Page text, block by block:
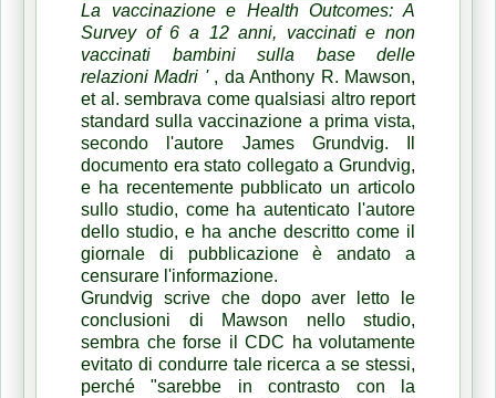
La vaccinazione e Health Outcomes: A
Survey of 6 a 12 anni, vaccinati e non
vaccinati bambini sulla base delle
relazioni Madri ', da Anthony R. Mawson,
et al. sembrava come qualsiasi altro report
standard sulla vaccinazione a prima vista,
secondo l'autore James Grundvig.
documento era stato collegato a Grundvig,
e ha recentemente pubblicato un articolo
sullo studio, come ha autenticato l'autore
dello studio, e ha anche descritto come il
giornale di pubblicazione è andato a
censurare l'informazione.
Grundvig scrive che dopo aver letto le
conclusioni di Mawson nello studio,
sembra che forse il CDC ha volutamente
evitato di condurre tale ricerca a se stessi,
perché "sarebbe in contrasto con la